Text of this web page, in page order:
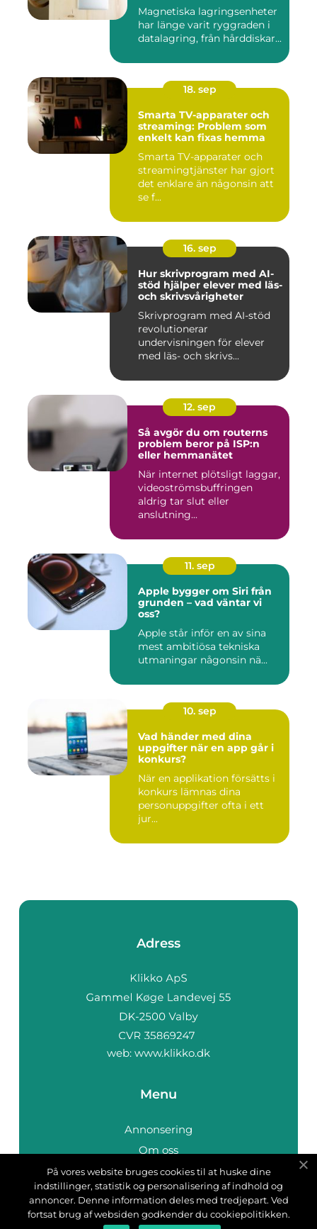
Magnetiska lagringsenheter
har länge varit ryggraden i
datalagring, från hårddiskar...
18. sep
Smarta TV-apparater och
streaming: Problem som
enkelt kan fixas hemma
Smarta TV-apparater och
streamingtjänster har gjort
det enklare än någonsin att
se f...
16. sep
Hur skrivprogram med AI-
stöd hjälper elever med läs-
och skrivsvårigheter
Skrivprogram med AI-stöd
revolutionerar
undervisningen för elever
med läs- och skrivs...
12. sep
Så avgör du om routerns
problem beror på ISP:n
eller hemmanätet
När internet plötsligt laggar,
videoströmsbuffringen
aldrig tar slut eller
anslutning...
11. sep
Apple bygger om Siri från
grunden – vad väntar vi
oss?
Apple står inför en av sina
mest ambitiösa tekniska
utmaningar någonsin nä...
10. sep
Vad händer med dina
uppgifter när en app går i
konkurs?
När en applikation försätts i
konkurs lämnas dina
personuppgifter ofta i ett
jur...
Adress
web: www.klikko.dk
Menu
Annonsering
Om oss
Cookies
Kontakta oss
Sitemap
På vores website bruges cookies til at huske dine
indstillinger, statistik og personalisering af indhold og
annoncer. Denne information deles med tredjepart. Ved
fortsat brug af websiden godkender du cookiepolitikken.